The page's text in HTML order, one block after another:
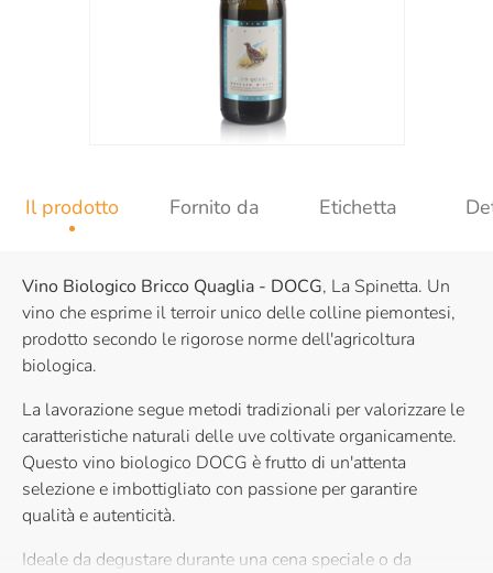
Il prodotto Fornito da Etichetta
Vino Biologico Bricco Quaglia - DOCG, La Spinetta. Un
vino che esprime il terroir unico delle colline piemontesi,
prodotto secondo le rigorose norme dell'agricoltura
biologica.
La lavorazione segue metodi tradizionali per valorizzare le
caratteristiche naturali delle uve coltivate organicamente.
Questo vino biologico DOCG è frutto di un'attenta
selezione e imbottigliato con passione per garantire
qualità e autenticità.
Ideale da degustare durante una cena speciale o da